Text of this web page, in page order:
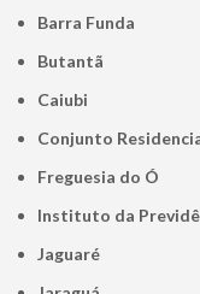
Barra Funda
Butantã
Caiubi
Conjunto
Freguesia do Ó
Instituto da
Jaguaré